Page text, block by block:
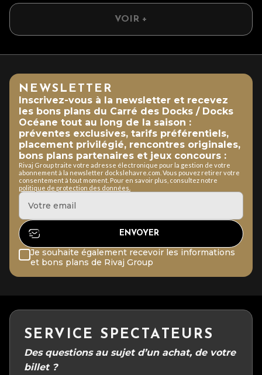
VOIR +
NEWSLETTER
Inscrivez-vous à la newsletter et recevez
les bons plans du Carré des Docks / Docks
Océane tout au long de la saison :
préventes exclusives, tarifs préférentiels,
placement privilégié, rencontres originales,
bons plans partenaires et jeux concours :
Rivaj Group traite votre adresse électronique pour la gestion de votre
abonnement à la newsletter dockslehavre.com. Vous pouvez retirer votre
consentement à tout moment. Pour en savoir plus, consultez notre
politique de protection des données.
Je souhaite également recevoir les informations
et bons plans de Rivaj Group
SERVICE SPECTATEURS
Des questions au sujet d’un achat, de votre
billet ?